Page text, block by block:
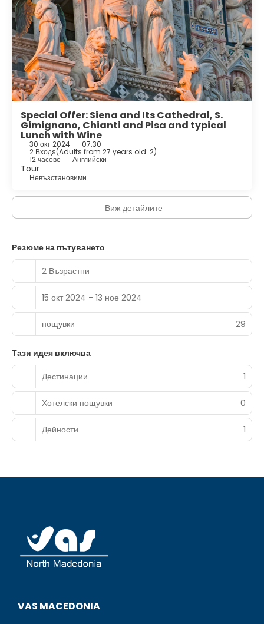
Special Offer: Siena and Its Cathedral, S.
Gimignano, Chianti and Pisa and typical
Lunch with Wine
30 окт 2024 07:30
2 Входs(Adults from 27 years old: 2)
12 часове Английски
Tour
Невъзстановими
Виж детайлите
Резюме на пътуването
2 Възрастни
15 окт 2024 - 13 ное 2024
нощувки 29
Тази идея включва
Дестинации
1
Хотелски нощувки 0
Дейности 1
VAS MACEDONIA